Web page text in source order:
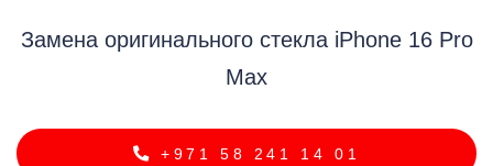
Замена оригинального стекла iPhone 16 Pro
Max
+971 58 241 14 01